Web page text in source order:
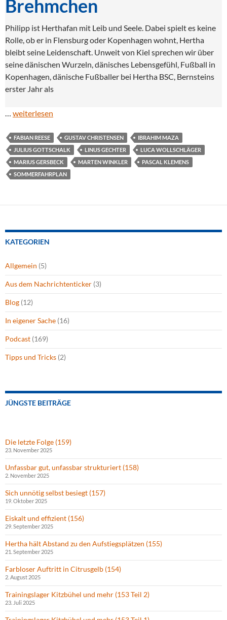
Brehmchen
Philipp ist Herthafan mit Leib und Seele. Dabei spielt es keine
Rolle, ob er in Flensburg oder Kopenhagen wohnt, Hertha
bleibt seine Leidenschaft. Unweit von Kiel sprechen wir über
seine dänischen Wurzeln, dänisches Lebensgefühl, Fußball in
Kopenhagen, dänische Fußballer bei Hertha BSC, Bernsteins
erster Jahr als
… weiterlesen
FABIAN REESE GUSTAV CHRISTENSEN
IBRAHIM MAZA
JULIUS GOTTSCHALK
LINUS GECHTER
LUCA WOLLSCHLÄGER
MARIUS GERSBECK
MARTEN WINKLER
PASCAL KLEMENS
SOMMERFAHRPLAN
KATEGORIEN
Allgemein (5)
Aus dem Nachrichtenticker (3)
Blog (12)
In eigener Sache (16)
Podcast (169)
Tipps und Tricks (2)
JÜNGSTE BEITRÄGE
Die letzte Folge (159)
23. November 2025
Unfassbar gut, unfassbar strukturiert (158)
2. November 2025
Sich unnötig selbst besiegt (157)
19. Oktober 2025
Eiskalt und effizient (156)
29. September 2025
Hertha hält Abstand zu den Aufstiegsplätzen (155)
21. September 2025
Farbloser Auftritt in Citrusgelb (154)
2. August 2025
Trainingslager Kitzbühel und mehr (153 Teil 2)
23. Juli 2025